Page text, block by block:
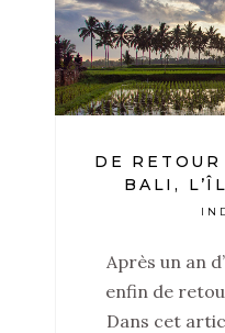
DE RETOUR
BALI,
Après un an
enfin de
Dans cet